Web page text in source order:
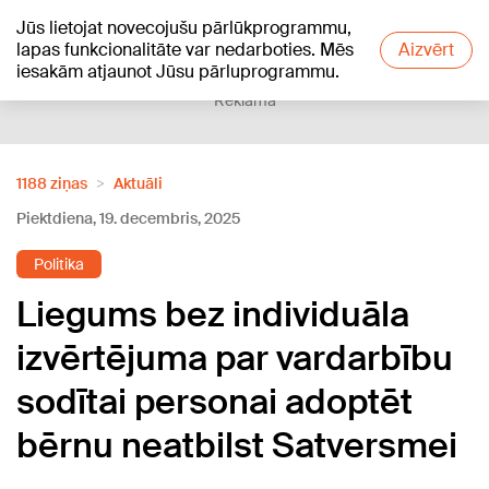
Jūs lietojat novecojušu pārlūkprogrammu,
lapas funkcionalitāte var nedarboties. Mēs
iesakām atjaunot Jūsu pārluprogrammu.
Aizvērt
+17°C
Reklāma
1188 ziņas
Aktuāli
Piektdiena, 19. decembris, 2025
Politika
Liegums bez individuāla
izvērtējuma par vardarbību
sodītai personai adoptēt
bērnu neatbilst Satversmei